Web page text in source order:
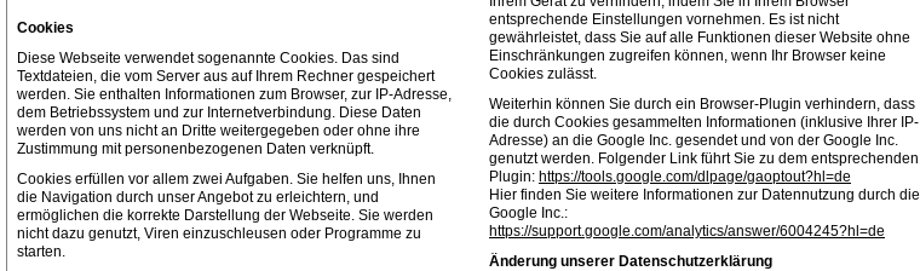
Cookies
Diese Webseite verwendet sogenannte Cookies. Das sind
Textdateien, die vom Server aus auf Ihrem Rechner gespeichert
werden. Sie enthalten Informationen zum Browser, zur IP-Adresse,
dem Betriebssystem und zur Internetverbindung. Diese Daten
werden von uns nicht an Dritte weitergegeben oder ohne ihre
Zustimmung mit personenbezogenen Daten verknüpft.
Cookies erfüllen vor allem zwei Aufgaben. Sie helfen uns, Ihnen
die Navigation durch unser Angebot zu erleichtern, und
ermöglichen die korrekte Darstellung der Webseite. Sie werden
nicht dazu genutzt, Viren einzuschleusen oder Programme zu
starten.
entsprechende Einstellungen vornehmen. Es ist nicht
gewährleistet, dass Sie auf alle Funktionen dieser Website ohne
Einschränkungen zugreifen können, wenn Ihr Browser keine
Cookies zulässt.
Weiterhin können Sie durch ein Browser-Plugin verhindern, dass
die durch Cookies gesammelten Informationen (inklusive Ihrer IP-
Adresse) an die Google Inc. gesendet und von der Google Inc.
genutzt werden. Folgender Link führt Sie zu dem entsprechenden
Plugin: https://tools.google.com/dlpage/gaoptout?hl=de
Hier finden Sie weitere Informationen zur Datennutzung durch die
Google Inc.:
https://support.google.com/analytics/answer/6004245?hl=de
Änderung unserer Datenschutzerklärung